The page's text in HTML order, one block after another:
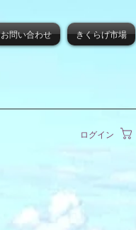
お問い合わせ きくらげ市場
ログイン